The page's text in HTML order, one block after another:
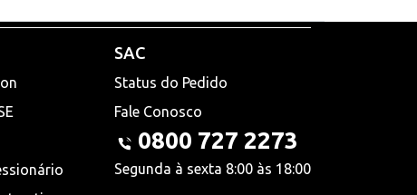
SAC
Status do Pedido
Fale Conosco
0800 727 2273
Segunda à sexta 8:00 às 18:00